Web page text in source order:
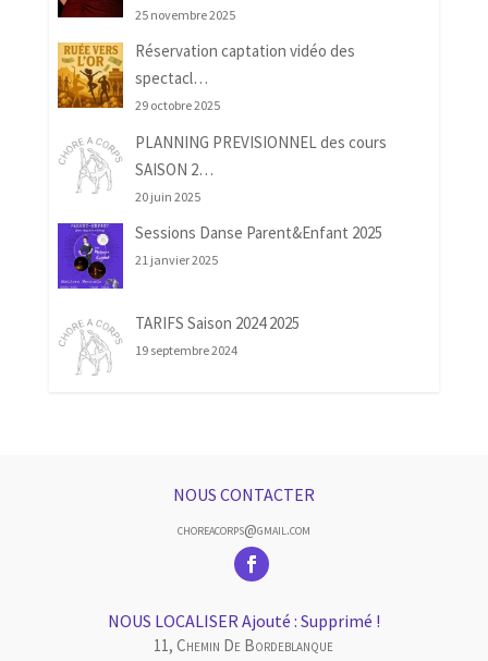
25 novembre 2025
Réservation captation vidéo des
spectacl…
29 octobre 2025
PLANNING PREVISIONNEL des cours
SAISON 2…
20 juin 2025
Sessions Danse Parent&Enfant 2025
21 janvier 2025
TARIFS Saison 2024 2025
19 septembre 2024
NOUS CONTACTER
choreacorps@gmail.com
NOUS LOCALISER Ajouté : Supprimé !
11, Chemin De Bordeblanque